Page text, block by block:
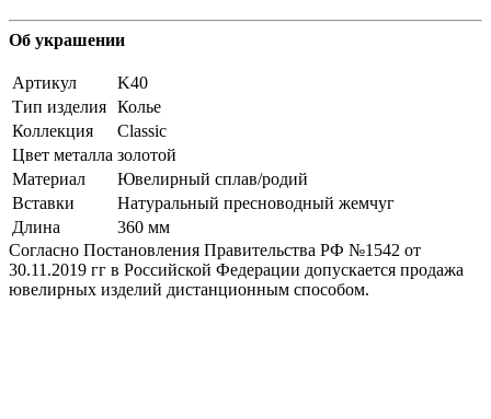
Об украшении
Артикул
K40
Тип изделия Колье
Коллекция
Classic
Цвет металла золотой
Материал
Ювелирный сплав/родий
Вставки
Натуральный пресноводный жемчуг
Длина
360 мм
Согласно Постановления Правительства РФ №1542 от
30.11.2019 гг в Российской Федерации допускается продажа
ювелирных изделий дистанционным способом.